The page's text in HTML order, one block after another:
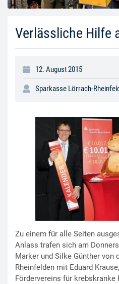
Verlässliche Hilfe
12. August 2015
Sparkasse Lörrach-
Zu einem für alle Seiten
Anlass trafen sich am
Marker und Silke Günther von
Rheinfelden mit Eduard
Fördervereins für krebskranke